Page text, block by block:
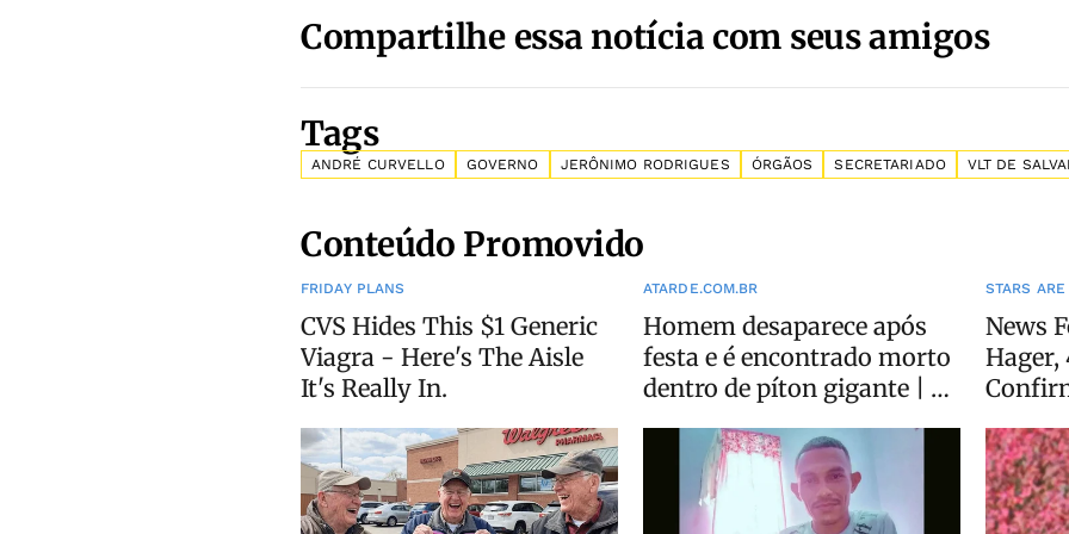
Compartilhe essa notícia com seus amigos
Tags
ANDRÉ CURVELLO GOVERNO JERÔNIMO RODRIGUES ÓRGÃOS SECRETARIADO VLT DE